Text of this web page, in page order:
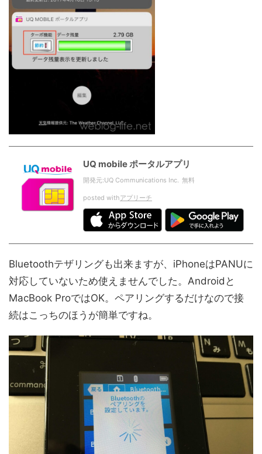
UQ mobile ポータルアプリ
開発元:UQ Communications Inc. 無料
posted withアプリーチ
Bluetoothテザリングも出来ますが、iPhoneはPANUに
対応していないため使えませんでした。Androidと
MacBook ProではOK。ペアリングするだけなので接
続はこっちのほうが簡単ですね。